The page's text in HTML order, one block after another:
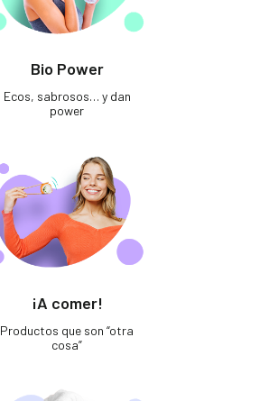
Bio Power
Ecos, sabrosos… y dan
power
¡A comer!
Productos que son “otra
cosa”